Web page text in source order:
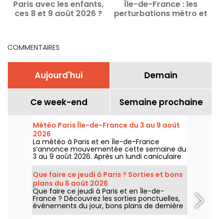
Paris avec les enfants,
ces 8 et 9 août 2026 ?
Île-de-France : les
perturbations métro et
COMMENTAIRES
Aujourd'hui Demain
Ce week-end Semaine prochaine
Météo Paris Île-de-France du 3 au 9 août
2026
La météo à Paris et en Île-de-France
s’annonce mouvementée cette semaine du
3 au 9 août 2026. Après un lundi caniculaire
marqué par un risque d’orages, les
températures vont progressivement baisser
avant le retour d’un temps plus chaud et
ensoleillé pour le week-end.
Que faire ce jeudi à Paris ? Sorties et bons
plans du 6 août 2026
Que faire ce jeudi à Paris et en Île-de-
France ? Découvrez les sorties ponctuelles,
événements du jour, bons plans de dernière
minute et idées à ne pas manquer ce jeudi